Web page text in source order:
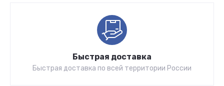
Быстрая доставка
Быстрая доставка по всей территории России